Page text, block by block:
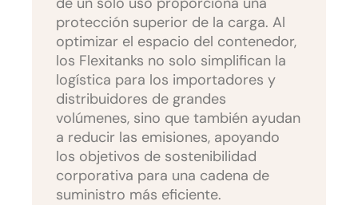
protección superior de la carga. Al
optimizar el espacio del contenedor,
los Flexitanks no solo simplifican la
logística para los importadores y
distribuidores de grandes
volúmenes, sino que también ayudan
a reducir las emisiones, apoyando
los objetivos de sostenibilidad
corporativa para una cadena de
suministro más eficiente.